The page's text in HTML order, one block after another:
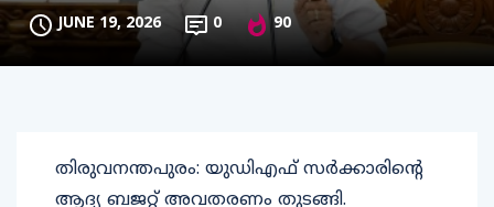
JUNE 19, 2026 0 90
തിരുവനന്തപുരം: യുഡിഎഫ് സര്‍ക്കാരിന്റെ
ആദ്യ ബജറ്റ് അവതരണം തുടങ്ങി.